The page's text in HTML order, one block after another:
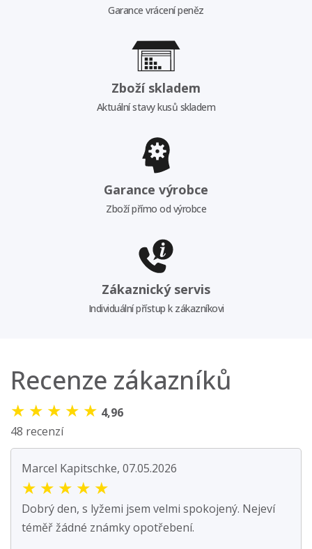
Garance vrácení peněz
Zboží skladem
Aktuální stavy kusů skladem
Garance výrobce
Zboží přímo od výrobce
Zákaznický servis
Individuální přístup k zákazníkovi
Recenze zákazníků
★ ★ ★ ★ ★ 4,96
48 recenzí
Marcel Kapitschke, 07.05.2026
★ ★ ★ ★ ★
Dobrý den, s lyžemi jsem velmi spokojený. Nejeví
téměř žádné známky opotřebení.